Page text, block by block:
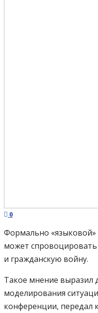
0
Формально «языковой»
может
и гражданскую войну.
Такое мнение выразил
моделирования
конференции, передал